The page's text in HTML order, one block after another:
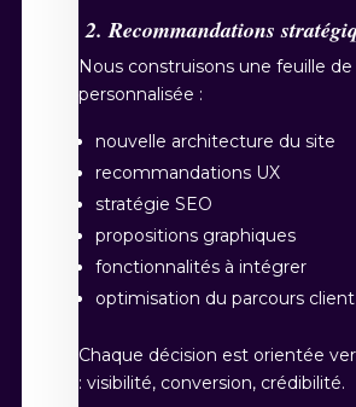
2. Recommandations
Nous construisons une feuille
personnalisée :
nouvelle architecture du site
recommandations UX
stratégie SEO
propositions graphiques
fonctionnalités à intégrer
optimisation du parcours client
Chaque décision est orientée
: visibilité, conversion, crédibilité.